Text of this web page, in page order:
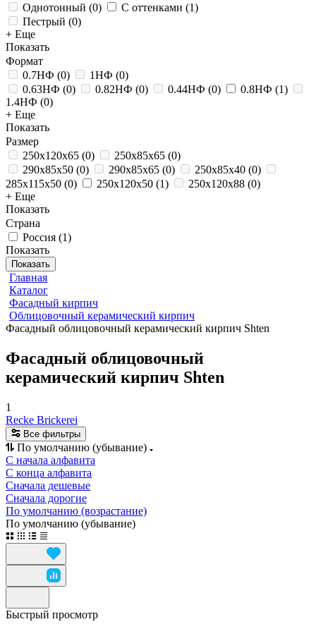
Однотонный (0) С оттенками (1)
Пестрый (0)
+ Еще
Показать
Формат
0.7НФ (0) 1НФ (0)
0.63НФ (0) 0.82НФ (0) 0.44НФ (0) 0.8НФ (1)
1.4НФ (0)
+ Еще
Показать
Размер
250x120x65 (0) 250x85x65 (0)
290x85x50 (0) 290x85x65 (0) 250х85х40 (0)
285x115x50 (0) 250x120x50 (1) 250x120x88 (0)
+ Еще
Показать
Страна
Россия (1)
Показать
Показать
Главная
Каталог
Фасадный кирпич
Облицовочный керамический кирпич
Фасадный облицовочный керамический кирпич Shten
Фасадный облицовочный
керамический кирпич Shten
1
Recke Brickerei
Все фильтры
По умолчанию (убывание)
С начала алфавита
С конца алфавита
Сначала дешевые
Сначала дорогие
По умолчанию (возрастание)
По умолчанию (убывание)
Быстрый просмотр